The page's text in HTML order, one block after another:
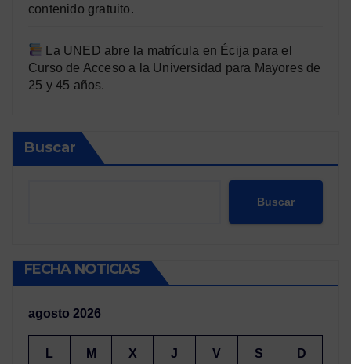
contenido gratuito.
La UNED abre la matrícula en Écija para el
Curso de Acceso a la Universidad para Mayores de
25 y 45 años.
Buscar
Buscar
FECHA NOTICIAS
agosto 2026
L M X J V S D